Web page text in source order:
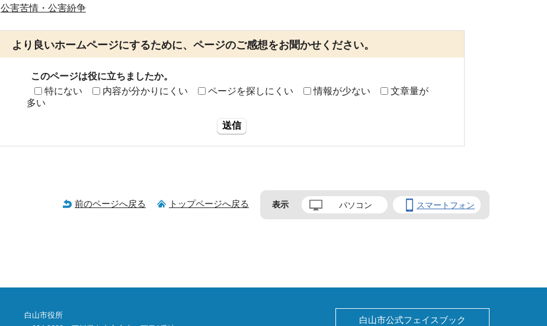
公害苦情・公害紛争
より良いホームページにするために、ページのご感想をお聞かせください。
このページは役に立ちましたか。
特にない
内容が分かりにくい ページを探しにくい 情報が少ない
文章量が
多い
送信
前のページへ戻る トップページへ戻る 表示 パソコン スマートフォン
白山市役所
白山市公式フェイスブック